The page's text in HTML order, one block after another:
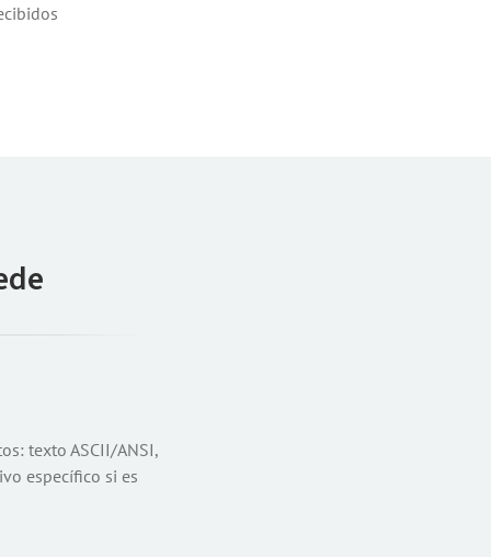
texto ASCII/ANSI,
específico si es